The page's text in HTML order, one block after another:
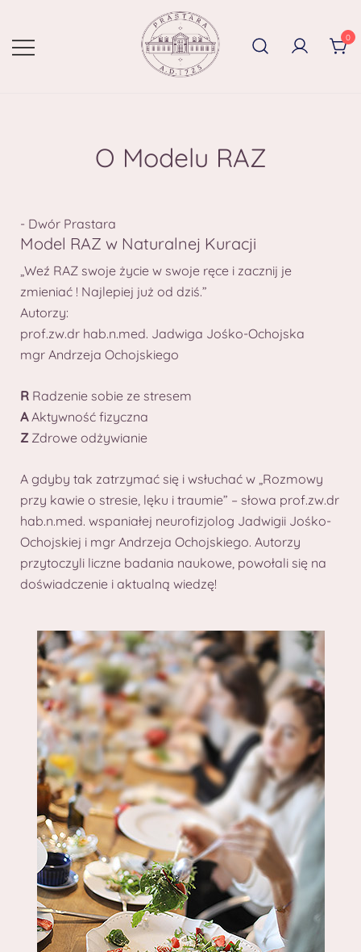
0
O Modelu RAZ
- Dwór Prastara
Model RAZ w Naturalnej Kuracji
„Weź RAZ swoje życie w swoje ręce i zacznij je
zmieniać ! Najlepiej już od dziś.”
Autorzy:
prof.zw.dr hab.n.med. Jadwiga Jośko-Ochojska
mgr Andrzeja Ochojskiego
R Radzenie sobie ze stresem
AAktywność fizyczna
ZZdrowe odżywianie
A gdyby tak zatrzymać się i wsłuchać w „Rozmowy
przy kawie o stresie, lęku i traumie” – słowa prof.zw.dr
hab.n.med. wspaniałej neurofizjolog Jadwigii Jośko-
Ochojskiej i mgr Andrzeja Ochojskiego. Autorzy
przytoczyli liczne badania naukowe, powołali się na
doświadczenie i aktualną wiedzę!